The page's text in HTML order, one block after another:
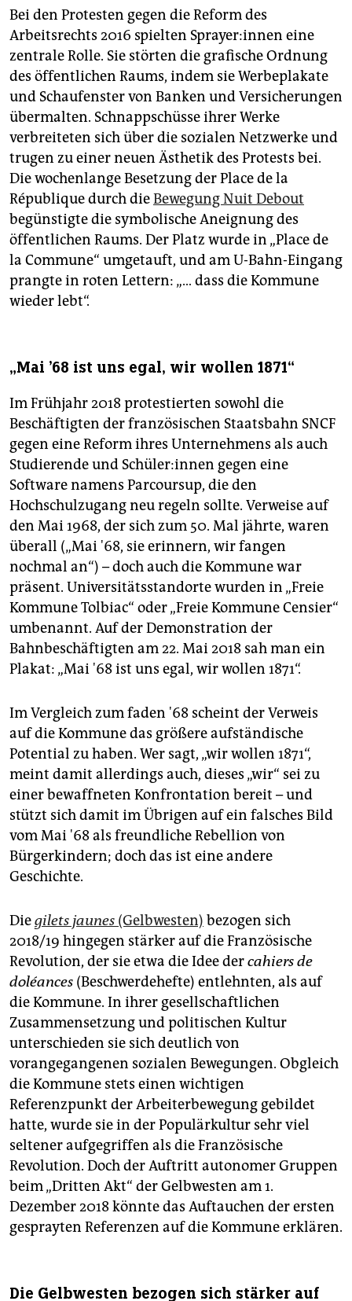
Bei den Protesten gegen die Reform des
Arbeitsrechts 2016 spielten Spraye­r:in­nen eine
zentrale Rolle. Sie störten die grafische Ordnung
des öffentlichen Raums, indem sie Werbeplakate
und Schaufenster von Banken und Versicherungen
übermalten. Schnappschüsse ihrer Werke
verbreiteten sich über die sozialen Netzwerke und
trugen zu einer neuen Ästhetik des Protests bei.
Die wochenlange Besetzung der Place de la
République durch dieBewegung Nuit Debout
begünstigte die symbolische Aneignung des
öffentlichen Raums. Der Platz wurde in „Place de
la Commune“ umgetauft, und am U-Bahn-Eingang
prangte in roten Lettern: „… dass die Kommune
wieder lebt“.
„Mai '68 ist uns egal, wir wollen 1871“
Im Frühjahr 2018 protestierten sowohl die
Beschäftigten der französischen Staatsbahn SNCF
gegen eine Reform ihres Unternehmens als auch
Studierende und Schü­le­r:in­nen gegen eine
Software namens Parcoursup, die den
Hochschulzugang neu regeln sollte. Verweise auf
den Mai 1968, der sich zum 50. Mal jährte, waren
überall („Mai '68, sie erinnern, wir fangen
nochmal an“) – doch auch die Kommune war
präsent. Universitätsstandorte wurden in „Freie
Kommune Tolbiac“ oder „Freie Kommune Censier“
umbenannt. Auf der Demonstration der
Bahnbeschäftigten am 22. Mai 2018 sah man ein
Plakat: „Mai '68 ist uns egal, wir wollen 1871“.
Im Vergleich zum faden '68 scheint der Verweis
auf die Kommune das größere aufständische
Potential zu haben. Wer sagt, „wir wollen 1871“,
meint damit allerdings auch, dieses „wir“ sei zu
einer bewaffneten Konfrontation bereit – und
stützt sich damit im Übrigen auf ein falsches Bild
vom Mai '68 als freundliche Rebellion von
Bürgerkindern; doch das ist eine andere
Geschichte.
Diegilets jaunes (Gelbwesten) bezogen sich
2018/19 hingegen stärker auf die Französische
Revolution, der sie etwa die Idee dercahiers de
doléances (Beschwerdehefte) entlehnten, als auf
die Kommune. In ihrer gesellschaftlichen
Zusammensetzung und politischen Kultur
unterschieden sie sich deutlich von
vorangegangenen sozialen Bewegungen. Obgleich
die Kommune stets einen wichtigen
Referenzpunkt der Arbeiterbewegung gebildet
hatte, wurde sie in der Populärkultur sehr viel
seltener aufgegriffen als die Französische
Revolution. Doch der Auftritt autonomer Gruppen
beim „Dritten Akt“ der Gelbwesten am 1.
Dezember 2018 könnte das Auftauchen der ersten
gesprayten Referenzen auf die Kommune erklären.
Die Gelbwesten bezogen sich stärker auf